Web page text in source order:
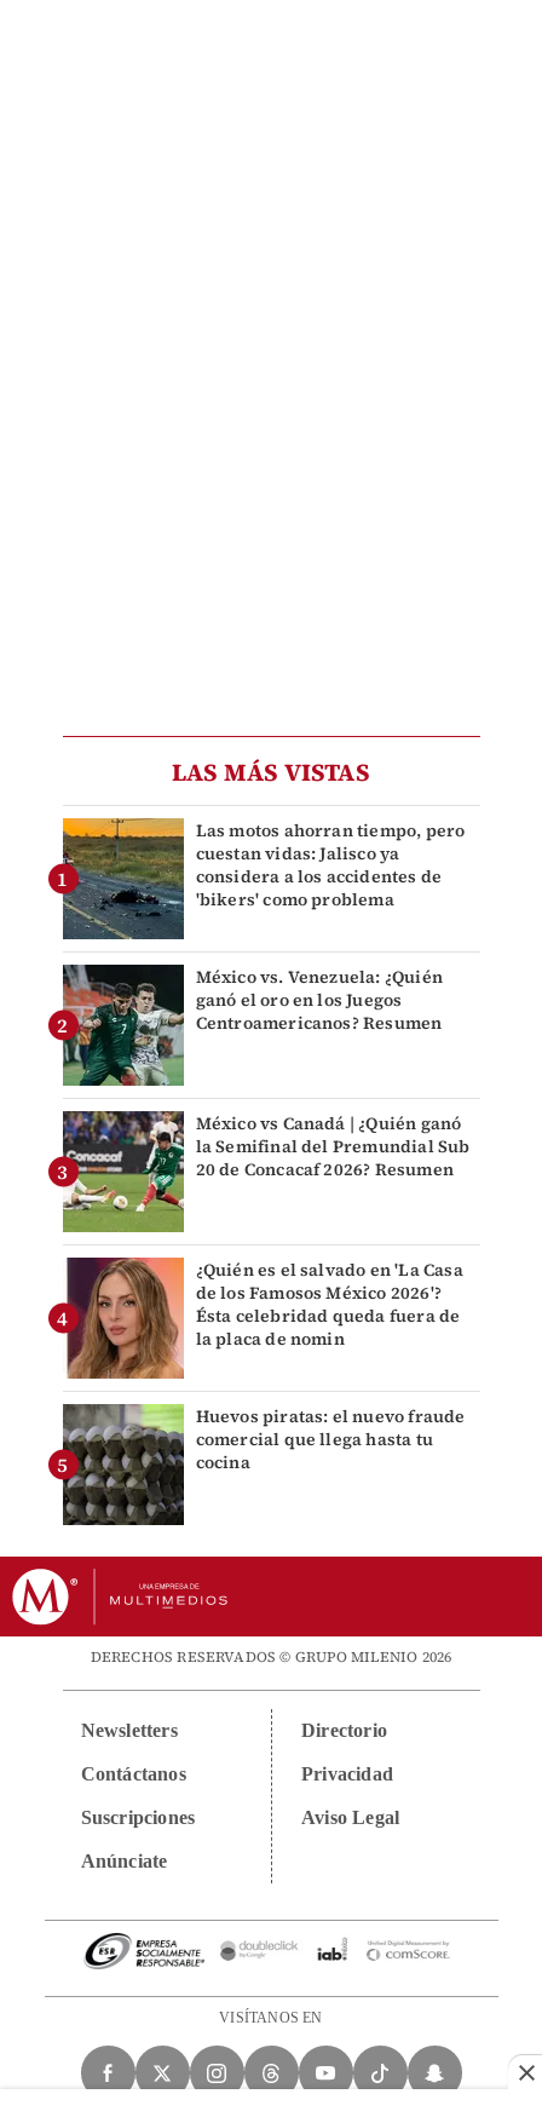
LAS MÁS VISTAS
Las motos ahorran tiempo, pero
cuestan vidas: Jalisco ya
considera a los accidentes de
'bikers' como problema
México vs. Venezuela: ¿Quién
ganó el oro en los Juegos
Centroamericanos? Resumen
México vs Canadá | ¿Quién ganó
la Semifinal del Premundial Sub
20 de Concacaf 2026? Resumen
¿Quién es el salvado en 'La Casa
de los Famosos México 2026'?
Ésta celebridad queda fuera de
la placa de nomin
Huevos piratas: el nuevo fraude
comercial que llega hasta tu
cocina
DERECHOS RESERVADOS © GRUPO MILENIO 2026
Newsletters
Contáctanos
Suscripciones
Anúnciate
Directorio
Privacidad
Aviso Legal
VISÍTANOS EN